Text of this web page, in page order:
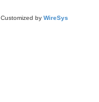
Customized by WireSys